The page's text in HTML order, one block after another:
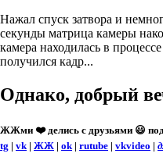
Нажал спуск затвора и
секунды матрица камеры
камера находилась в
получился кадр...
Однако, добрый
ЖЖми ❤️ делись с друзьями 😃
tg | vk | ЖЖ | ok | rutube | vkvideo |